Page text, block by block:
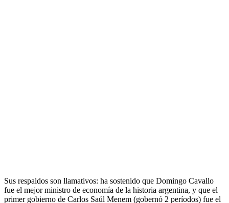
Sus respaldos son llamativos: ha sostenido que Domingo Cavallo
fue el mejor ministro de economía de la historia argentina, y que el
primer gobierno de Carlos Saúl Menem (gobernó 2 períodos) fue el